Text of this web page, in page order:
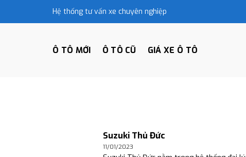
Hệ thống tư vấn xe chuyên nghiệp
Ô TÔ MỚI Ô TÔ CŨ GIÁ XE Ô TÔ
Suzuki Thủ Đức
11/01/2023